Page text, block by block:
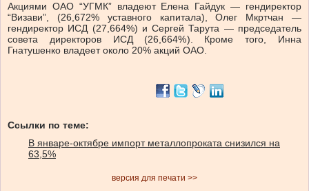
Акциями ОАО “УГМК” владеют Елена Гайдук — гендиректор
“Визави”, (26,672% уставного капитала), Олег Мкртчан —
гендиректор ИСД (27,664%) и Сергей Тарута — председатель
совета директоров ИСД (26,664%). Кроме того, Инна
Гнатушенко владеет около 20% акций ОАО.
Ссылки по теме:
В январе-октябре импорт металлопроката снизился на
63,5%
версия для печати >>